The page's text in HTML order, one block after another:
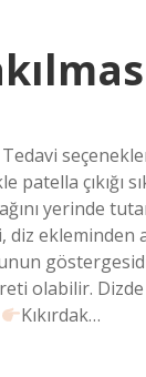
Tedavi
patella çıkığı
yerinde
ekleminden
olabilir.
Kıkırdak…